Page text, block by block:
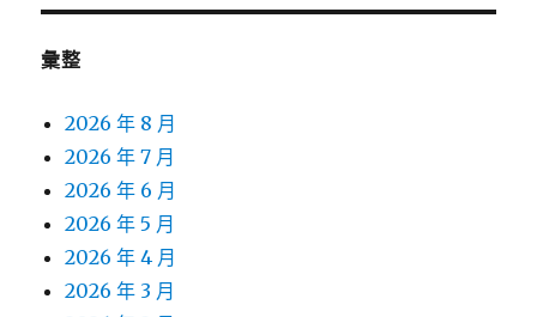
彙整
2026 年 8 月
2026 年 7 月
2026 年 6 月
2026 年 5 月
2026 年 4 月
2026 年 3 月